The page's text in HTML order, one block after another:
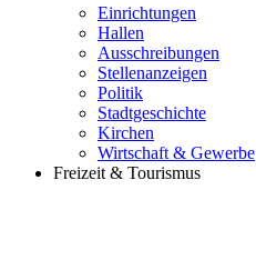
Einrichtungen
Hallen
Ausschreibungen
Stellenanzeigen
Politik
Stadtgeschichte
Kirchen
Wirtschaft & Gewerbe
Freizeit & Tourismus